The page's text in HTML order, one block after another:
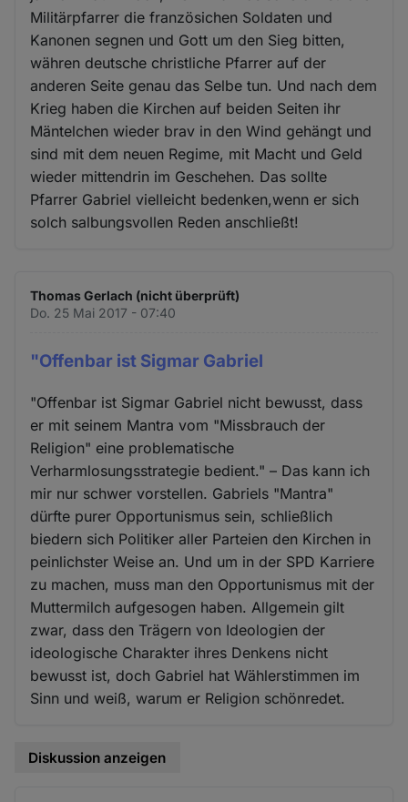
Militärpfarrer die französichen Soldaten und
Kanonen segnen und Gott um den Sieg bitten,
währen deutsche christliche Pfarrer auf der
anderen Seite genau das Selbe tun. Und nach dem
Krieg haben die Kirchen auf beiden Seiten ihr
Mäntelchen wieder brav in den Wind gehängt und
sind mit dem neuen Regime, mit Macht und Geld
wieder mittendrin im Geschehen. Das sollte
Pfarrer Gabriel vielleicht bedenken,wenn er sich
solch salbungsvollen Reden anschließt!
Thomas Gerlach (nicht überprüft)
Do. 25 Mai 2017 - 07:40
"Offenbar ist Sigmar Gabriel
"Offenbar ist Sigmar Gabriel nicht bewusst, dass
er mit seinem Mantra vom "Missbrauch der
Religion" eine problematische
Verharmlosungsstrategie bedient." – Das kann ich
mir nur schwer vorstellen. Gabriels "Mantra"
dürfte purer Opportunismus sein, schließlich
biedern sich Politiker aller Parteien den Kirchen in
peinlichster Weise an. Und um in der SPD Karriere
zu machen, muss man den Opportunismus mit der
Muttermilch aufgesogen haben. Allgemein gilt
zwar, dass den Trägern von Ideologien der
ideologische Charakter ihres Denkens nicht
bewusst ist, doch Gabriel hat Wählerstimmen im
Sinn und weiß, warum er Religion schönredet.
Diskussion anzeigen